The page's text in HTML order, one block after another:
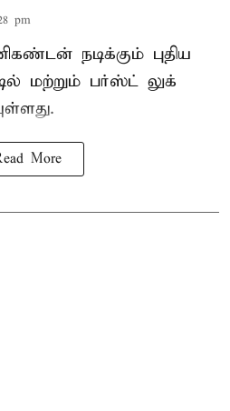
pm
நடிக்கும் புதிய
மற்றும் பர்ஸ்ட் லுக்
More